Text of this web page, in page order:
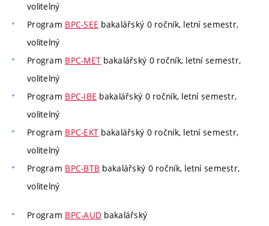
volitelný
Program BPC-SEE bakalářský 0 ročník, letní semestr,
volitelný
Program BPC-MET bakalářský 0 ročník, letní semestr,
volitelný
Program BPC-IBE bakalářský 0 ročník, letní semestr,
volitelný
Program BPC-EKT bakalářský 0 ročník, letní semestr,
volitelný
Program BPC-BTB bakalářský 0 ročník, letní semestr,
volitelný
Program BPC-AUD bakalářský